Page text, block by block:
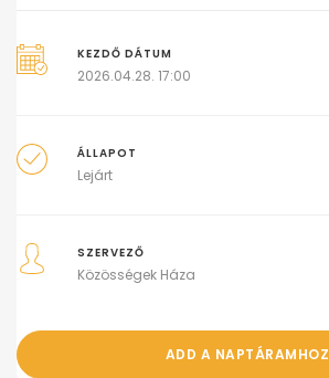
KEZDŐ DÁTUM
2026.04.28. 17:00
ÁLLAPOT
Lejárt
SZERVEZŐ
Közösségek Háza
ADD A NAPTÁRAMHOZ